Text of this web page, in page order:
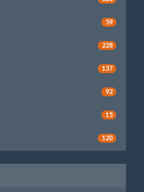
59
228
137
92
15
120